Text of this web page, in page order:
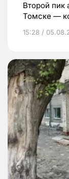
Второй пик
Томске —
15:28 /